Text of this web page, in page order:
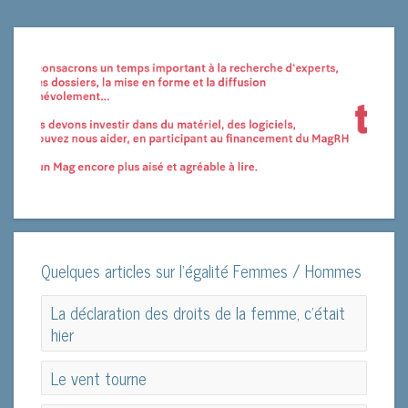
Quelques articles sur l'égalité Femmes / Hommes
La déclaration des droits de la femme, c'était
hier
La déclaration des droits de la femme, c'était
hier
Le vent tourne